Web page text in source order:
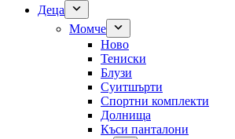
Деца
Момче
Ново
Тениски
Блузи
Суитшърти
Спортни комплекти
Долнища
Къси панталони